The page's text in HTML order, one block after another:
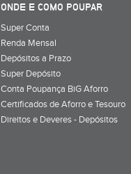
ONDE E COMO POUPAR
Super Conta
Renda Mensal
Depósitos a Prazo
Super Depósito
Conta Poupança BiG Aforro
Certificados de Aforro e Tesouro
Direitos e Deveres - Depósitos